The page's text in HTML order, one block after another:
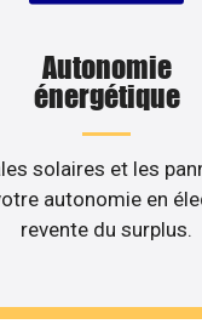
Autonomie
énergétique
solaires et les
autonomie en
revente du surplus.